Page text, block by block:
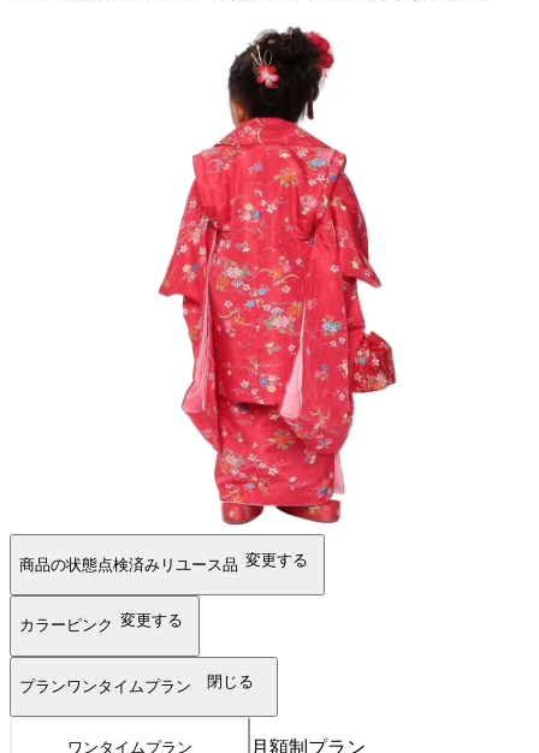
商品の状態点検済みリユース品 変更する
カラー ピンク 変更する
プランワンタイムプラン 閉じる
ワンタイムプラン 月額制プラン